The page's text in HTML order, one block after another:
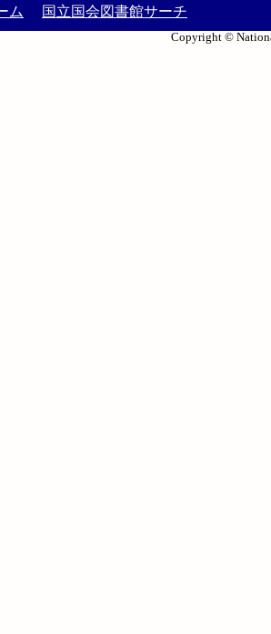
ム 国立国会図書館サーチ
Copyright ©